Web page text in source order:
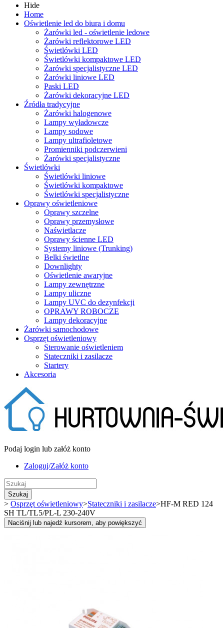
Hide
Home
Oświetlenie led do biura i domu
Żarówki led - oświetlenie ledowe
Żarówki reflektorowe LED
Świetlówki LED
Świetlówki kompaktowe LED
Żarówki specjalistyczne LED
Żarówki liniowe LED
Paski LED
Żarówki dekoracyjne LED
Źródła tradycyjne
Żarówki halogenowe
Lampy wyładowcze
Lampy sodowe
Lampy ultrafioletowe
Promienniki podczerwieni
Żarówki specjalistyczne
Świetlówki
Świetlówki liniowe
Świetlówki kompaktowe
Świetlówki specjalistyczne
Oprawy oświetleniowe
Oprawy szczelne
Oprawy przemysłowe
Naświetlacze
Oprawy ścienne LED
Systemy liniowe (Trunking)
Belki świetlne
Downlighty
Oświetlenie awaryjne
Lampy zewnętrzne
Lampy uliczne
Lampy UVC do dezynfekcji
OPRAWY ROBOCZE
Lampy dekoracyjne
Żarówki samochodowe
Osprzęt oświetleniowy
Sterowanie oświetleniem
Stateczniki i zasilacze
Startery
Akcesoria
Podaj login lub załóż konto
Zaloguj/Załóż konto
Szukaj
> Osprzęt oświetleniowy>Stateczniki i zasilacze>HF-M RED 124
SH TL/TL5/PL-L 230-240V
Naciśnij lub najedź kursorem, aby powiększyć